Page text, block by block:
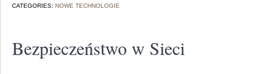
CATEGORIES: NOWE TECHNOLOGIE
Bezpieczeństwo w Sieci